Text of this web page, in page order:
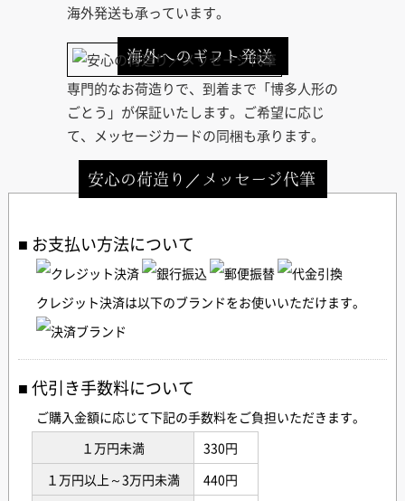
海外へのギフト発送
海外発送も承っています。
安心の荷造り／メッセージ代筆
専門的なお荷造りで、到着まで「博多人形の
ごとう」が保証いたします。ご希望に応じ
て、メッセージカードの同梱も承ります。
お支払い方法について
クレジット決済は以下のブランドをお使いいただけます。
代引き手数料について
ご購入金額に応じて下記の手数料をご負担いただきます。
１万円未満
330円
１万円以上～3万円未満
440円